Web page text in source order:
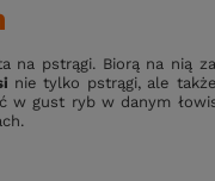
na pstrągi. Biorą na nią
nie tylko pstrągi, ale
w gust ryb w danym